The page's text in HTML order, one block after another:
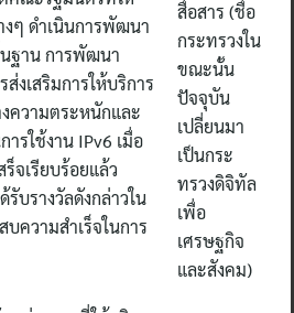
งๆ ดำเนินการพัฒนา
นฐาน การพัฒนา
งเสริมการให้บริการ
ความตระหนักและ
ารใช้งาน IPv6 เมื่อ
ร็จเรียบร้อยแล้ว
รับรางวัลดังกล่าวใน
ความสำเร็จในการ
สื่อสาร (ชื่อ
กระทรวงใน
ขณะนั้น
ปัจจุบัน
เปลี่ยนมา
เป็นกระ
ทรวงดิจิทัล
เพื่อ
เศรษฐกิจ
และสังคม)